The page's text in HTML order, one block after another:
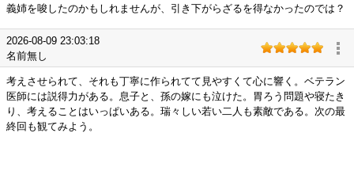
義姉を唆したのかもしれませんが、引き下がらざるを得なかったのでは？
2026-08-09 23:03:18
名前無し
考えさせられて、それも丁寧に作られてて見やすくて心に響く。ベテラン
医師には説得力がある。息子と、孫の嫁にも泣けた。胃ろう問題や寝たき
り、考えることはいっぱいある。瑞々しい若い二人も素敵である。次の最
終回も観てみよう。